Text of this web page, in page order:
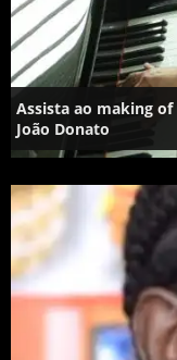
Assista ao making
João Donato